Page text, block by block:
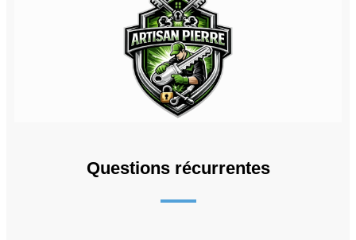
Questions récurrentes